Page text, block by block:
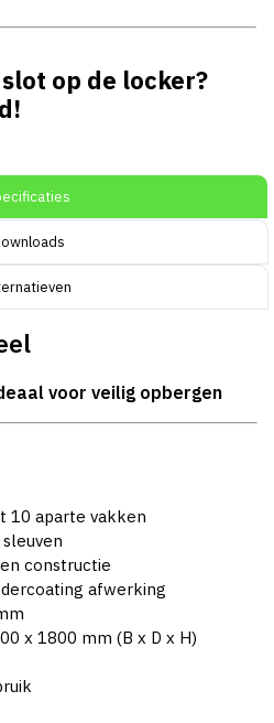
op de locker?
voor veilig opbergen
10 aparte vakken
constructie
afwerking
x 1800 mm (B x D x H)